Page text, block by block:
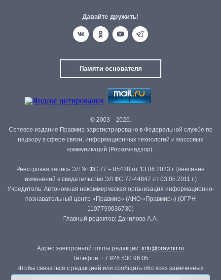
Давайте дружить!
Памяти основателя
© 2003—2026.
Сетевое издание Правмир зарегистрировано в Федеральной службе по
надзору в сфере связи, информационных технологий и массовых
коммуникаций (Роскомнадзор).
Реестровая запись ЭЛ № ФС 77 – 85438 от 13.06.2023 г. (внесение
изменений в свидетельство ЭЛ ФС 77-44847 от 03.05.2011 г.)
Учредитель: Автономная некоммерческая организация информационно-
познавательный центр «Правмир» (АНО «Правмир») (ОГРН
1107799036730)
Главный редактор: Данилова А.А.
Адрес электронной почты редакции: info@pravmir.ru
Телефон: +7 926 530 96 05
Чтобы связаться с редакцией или сообщить обо всех замеченных